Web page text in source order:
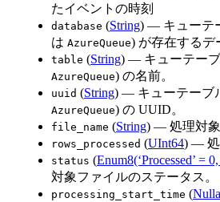
たイベントの時刻
database (String) — キューテ
は AzureQueue) が存在するデ
table (String) — キューテー
AzureQueue) の名前。
uuid (String) — キューテーブ
AzureQueue) の UUID。
file_name (String) — 処理対象
rows_processed (UInt64) — 処
status (Enum8(‘Processed’ =
対象ファイルのステータス。
processing_start_time (